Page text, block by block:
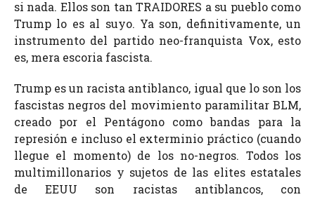
si nada. Ellos son tan TRAIDORES a su pueblo como
Trump lo es al suyo. Ya son, definitivamente, un
instrumento del partido neo-franquista Vox, esto
es, mera escoria fascista.
Trump es un racista antiblanco, igual que lo son los
fascistas negros del movimiento paramilitar BLM,
creado por el Pentágono como bandas para la
represión e incluso el exterminio práctico (cuando
llegue el momento) de los no-negros. Todos los
multimillonarios y sujetos de las elites estatales
de EEUU son racistas antiblancos, con